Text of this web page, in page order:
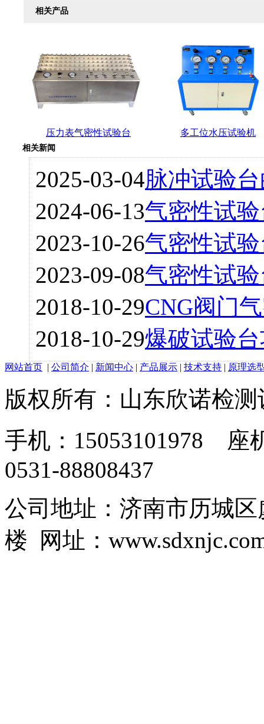
相关产品
压力表气密性试验台 多工位水压试验机
相关新闻
2025-03-04脉冲试验
2024-06-13气密性试
2023-10-26气密性试
2023-09-08气密性试
2018-10-29CNG阀门
2018-10-29爆破试验
网站首页 | 公司简介 | 新闻中心 | 产品展示 | 技术支持 | 原理选
版权所有：山东欣诺检
手机：15053101978 座
0531-88808437
公司地址：济南市历城
楼 网址：